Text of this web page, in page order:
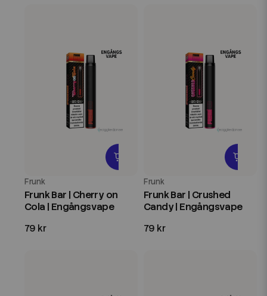
Frunk
Frunk Bar | Cherry on
Cola | Engångsvape
79 kr
Frunk
Frunk Bar | Crushed
Candy | Engångsvape
79 kr